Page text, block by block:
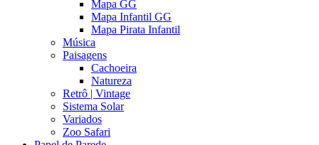
Mapa GG
Mapa Infantil GG
Mapa Pirata Infantil
Música
Paisagens
Cachoeira
Natureza
Retrô | Vintage
Sistema Solar
Variados
Zoo Safari